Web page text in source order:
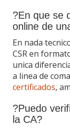
?En que se
online de
En nada
CSR en
unica
a linea de
certificados,
?Puedo
la CA?